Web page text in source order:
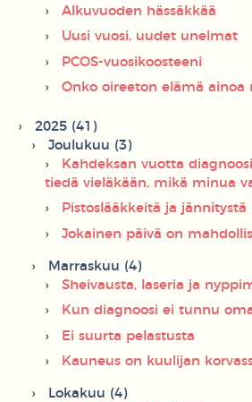
Alkuvuoden hässäkkää
Uusi vuosi, uudet unelmat
PCOS-vuosikoosteeni
Onko oireeton elämä ainoa
2025 (41)
Joulukuu (3)
Kahdeksan vuotta
tiedä vieläkään, mikä minua
Pistoslääkkeitä ja jännitystä
Jokainen päivä on
Marraskuu (4)
Sheivausta, laseria ja
Kun diagnoosi ei tunnu
Ei suurta pelastusta
Kauneus on kuulijan
Lokakuu (4)